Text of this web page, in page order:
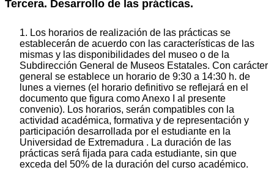
Tercera. Desarrollo de las prácticas.
1. Los horarios de realización de las prácticas se
establecerán de acuerdo con las características de las
mismas y las disponibilidades del museo o de la
Subdirección General de Museos Estatales. Con carácter
general se establece un horario de 9:30 a 14:30 h. de
lunes a viernes (el horario definitivo se reflejará en el
documento que figura como Anexo I al presente
convenio). Los horarios, serán compatibles con la
actividad académica, formativa y de representación y
participación desarrollada por el estudiante en la
Universidad de Extremadura . La duración de las
prácticas será fijada para cada estudiante, sin que
exceda del 50% de la duración del curso académico.